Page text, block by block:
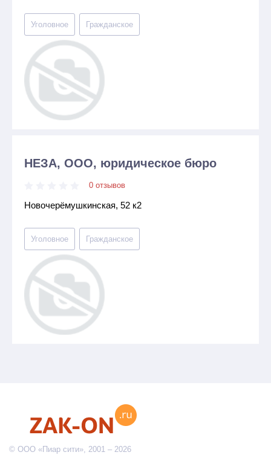
Уголовное Гражданское
НЕЗА, ООО, юридическое бюро
0 отзывов
Новочерёмушкинская, 52 к2
Уголовное Гражданское
© ООО «Пиар сити», 2001 – 2026